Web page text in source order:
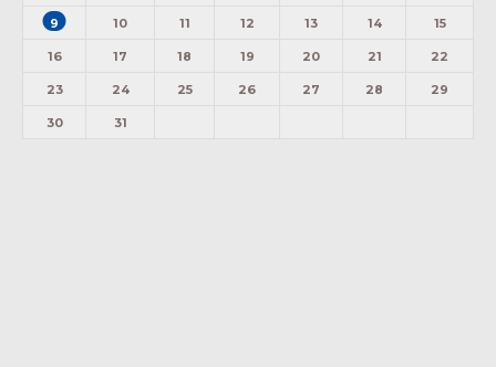
9 10 11 12 13 14 15
16 17 18 19 20 21 22
23 24 25 26 27 28 29
30 31